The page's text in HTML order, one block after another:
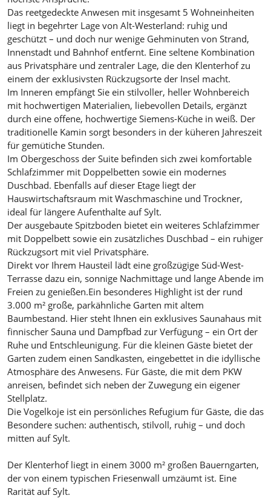
Das reetgedeckte Anwesen mit insgesamt 5 Wohneinheiten
liegt in begehrter Lage von Alt-Westerland: ruhig und
geschützt – und doch nur wenige Gehminuten von Strand,
Innenstadt und Bahnhof entfernt. Eine seltene Kombination
aus Privatsphäre und zentraler Lage, die den Klenterhof zu
einem der exklusivsten Rückzugsorte der Insel macht.
Im Inneren empfängt Sie ein stilvoller, heller Wohnbereich
mit hochwertigen Materialien, liebevollen Details, ergänzt
durch eine offene, hochwertige Siemens-Küche in weiß. Der
traditionelle Kamin sorgt besonders in der küheren Jahreszeit
für gemütiche Stunden.
Im Obergeschoss der Suite befinden sich zwei komfortable
Schlafzimmer mit Doppelbetten sowie ein modernes
Duschbad. Ebenfalls auf dieser Etage liegt der
Hauswirtschaftsraum mit Waschmaschine und Trockner,
ideal für längere Aufenthalte auf Sylt.
Der ausgebaute Spitzboden bietet ein weiteres Schlafzimmer
mit Doppelbett sowie ein zusätzliches Duschbad – ein ruhiger
Rückzugsort mit viel Privatsphäre.
Direkt vor Ihrem Hausteil lädt eine großzügige Süd-West-
Terrasse dazu ein, sonnige Nachmittage und lange Abende im
Freien zu genießen.Ein besonderes Highlight ist der rund
3.000 m² große, parkähnliche Garten mit altem
Baumbestand. Hier steht Ihnen ein exklusives Saunahaus mit
finnischer Sauna und Dampfbad zur Verfügung – ein Ort der
Ruhe und Entschleunigung. Für die kleinen Gäste bietet der
Garten zudem einen Sandkasten, eingebettet in die idyllische
Atmosphäre des Anwesens. Für Gäste, die mit dem PKW
anreisen, befindet sich neben der Zuwegung ein eigener
Stellplatz.
Die Vogelkoje ist ein persönliches Refugium für Gäste, die das
Besondere suchen: authentisch, stilvoll, ruhig – und doch
mitten auf Sylt.
Der Klenterhof liegt in einem 3000 m² großen Bauerngarten,
der von einem typischen Friesenwall umzäumt ist. Eine
Rarität auf Sylt.